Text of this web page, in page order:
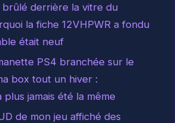
brûlé derrière la vitre du
la fiche 12VHPWR a fondu
était neuf
PS4 branchée sur le
box tout un hiver :
plus jamais été la même
de mon jeu affiché des